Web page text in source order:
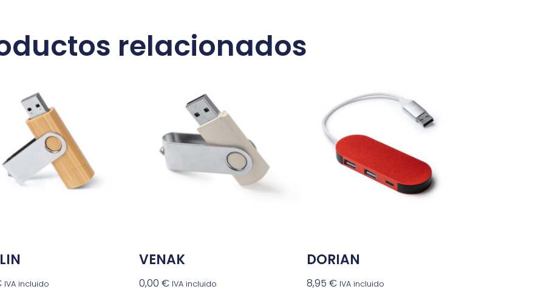
relacionados
IVA incluido
VENAK
0,00 € IVA incluido
DORIAN
8,95 € IVA incluido